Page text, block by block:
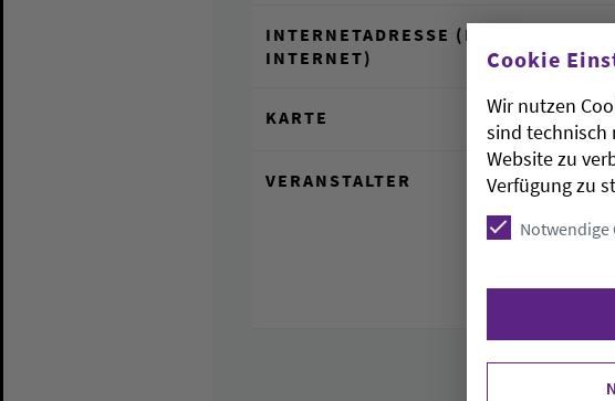
INTERNETADRESSE (EIGENE INFOS
INTERNET)
KARTE
VERANSTALTER
Cookie
Wir nutzen
sind technisch
Website zu
Verfügung zu
Notwendige